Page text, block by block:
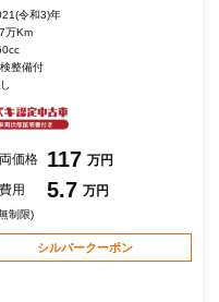
令和3)年
万Km
整備付
価格 117 万円
用
5.7 万円
制限)
シルバークーポン